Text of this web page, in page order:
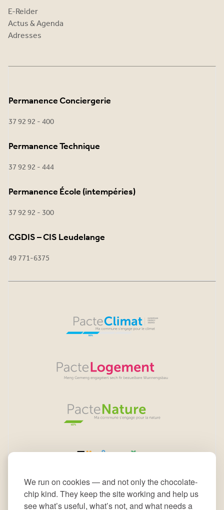
We run on cookies — and not only the chocolate-
chip kind. They keep the site working and help us
see what’s useful, what’s not, and what needs a
E-Reider
Actus & Agenda
Adresses
Permanence Conciergerie
37 92 92 - 400
Permanence Technique
37 92 92 - 444
Permanence École (intempéries)
37 92 92 - 300
CGDIS – CIS Leudelange
49 771-6375